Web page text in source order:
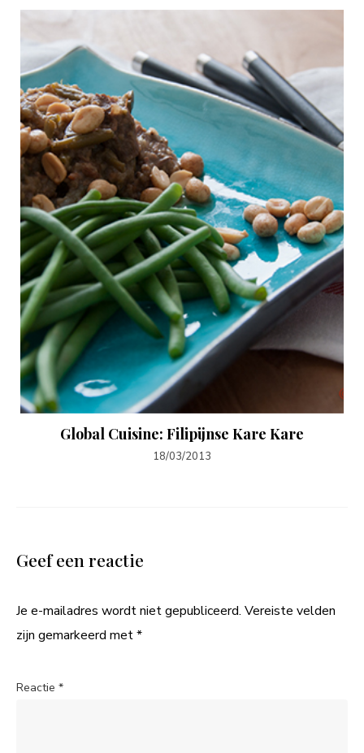
Global Cuisine: Filipijnse Kare Kare
18/03/2013
Geef een reactie
Je e-mailadres wordt niet gepubliceerd. Vereiste velden
zijn gemarkeerd met*
Reactie *